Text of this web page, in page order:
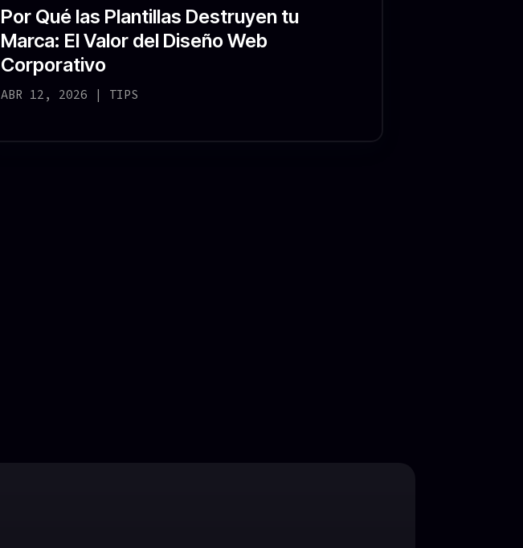
Por Qué las Plantillas Destruyen tu
Marca: El Valor del Diseño Web
Corporativo
ABR 12, 2026 TIPS